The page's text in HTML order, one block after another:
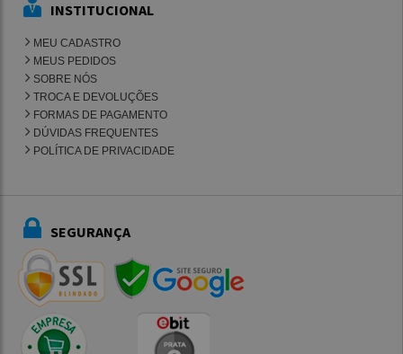
INSTITUCIONAL
MEU CADASTRO
MEUS PEDIDOS
SOBRE NÓS
TROCA E DEVOLUÇÕES
FORMAS DE PAGAMENTO
DÚVIDAS FREQUENTES
POLÍTICA DE PRIVACIDADE
SEGURANÇA